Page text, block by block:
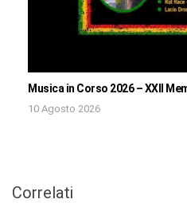
Musica in Corso 2026 – XXII
10 Agosto 2026
Correlati